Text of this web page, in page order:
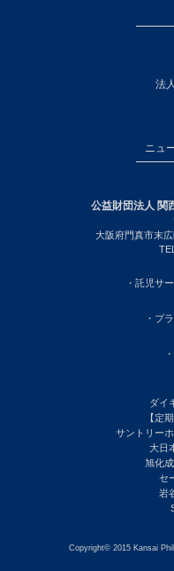
法
ニュ
公益財団法人 関
大阪府門真市末
・託児サ
・プ
ダイ
【定
サントリー
大日
旭化
セ
岩
Copyright© 2015 Kansai